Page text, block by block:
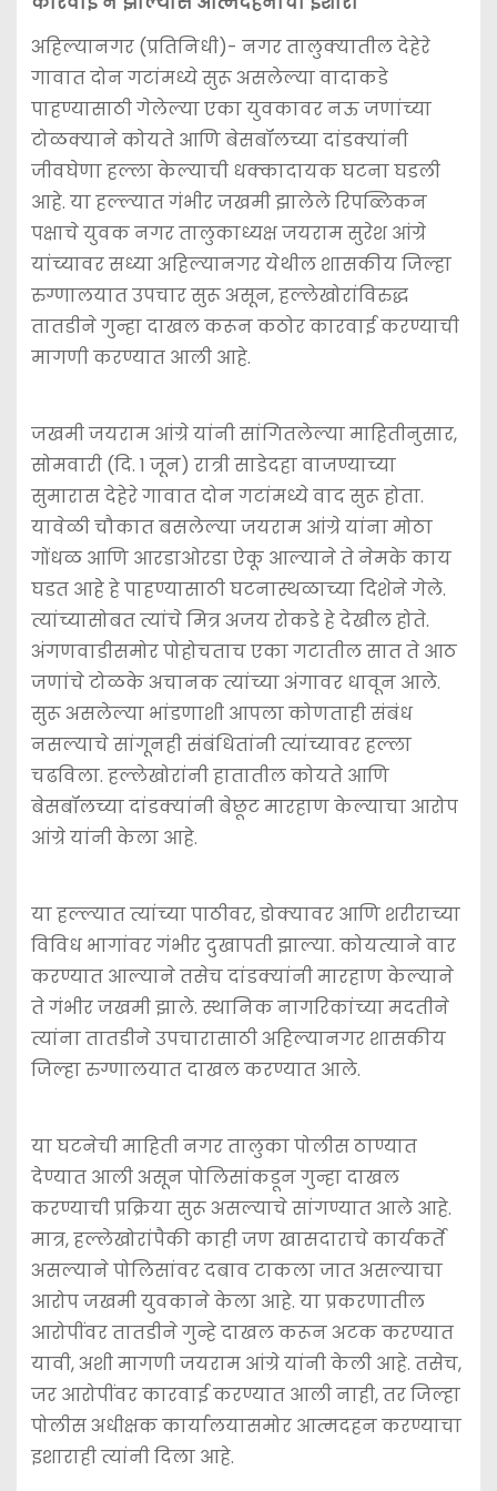
o
k
p g
er
अहिल्यानगर (प्रतिनिधी)- नगर तालुक्यातील देहेरे
गावात दोन गटांमध्ये सुरू असलेल्या वादाकडे
पाहण्यासाठी गेलेल्या एका युवकावर नऊ जणांच्या
टोळक्याने कोयते आणि बेसबॉलच्या दांडक्यांनी
जीवघेणा हल्ला केल्याची धक्कादायक घटना घडली
आहे. या हल्ल्यात गंभीर जखमी झालेले रिपब्लिकन
पक्षाचे युवक नगर तालुकाध्यक्ष जयराम सुरेश आंग्रे
यांच्यावर सध्या अहिल्यानगर येथील शासकीय जिल्हा
रुग्णालयात उपचार सुरू असून, हल्लेखोरांविरुद्ध
तातडीने गुन्हा दाखल करून कठोर कारवाई करण्याची
मागणी करण्यात आली आहे.
जखमी जयराम आंग्रे यांनी सांगितलेल्या माहितीनुसार,
सोमवारी (दि. 1 जून) रात्री साडेदहा वाजण्याच्या
सुमारास देहेरे गावात दोन गटांमध्ये वाद सुरू होता.
यावेळी चौकात बसलेल्या जयराम आंग्रे यांना मोठा
गोंधळ आणि आरडाओरडा ऐकू आल्याने ते नेमके काय
घडत आहे हे पाहण्यासाठी घटनास्थळाच्या दिशेने गेले.
त्यांच्यासोबत त्यांचे मित्र अजय रोकडे हे देखील होते.
अंगणवाडीसमोर पोहोचताच एका गटातील सात ते आठ
जणांचे टोळके अचानक त्यांच्या अंगावर धावून आले.
सुरू असलेल्या भांडणाशी आपला कोणताही संबंध
नसल्याचे सांगूनही संबंधितांनी त्यांच्यावर हल्ला
चढविला. हल्लेखोरांनी हातातील कोयते आणि
बेसबॉलच्या दांडक्यांनी बेछूट मारहाण केल्याचा आरोप
आंग्रे यांनी केला आहे.
या हल्ल्यात त्यांच्या पाठीवर, डोक्यावर आणि शरीराच्या
विविध भागांवर गंभीर दुखापती झाल्या. कोयत्याने वार
करण्यात आल्याने तसेच दांडक्यांनी मारहाण केल्याने
ते गंभीर जखमी झाले. स्थानिक नागरिकांच्या मदतीने
त्यांना तातडीने उपचारासाठी अहिल्यानगर शासकीय
जिल्हा रुग्णालयात दाखल करण्यात आले.
या घटनेची माहिती नगर तालुका पोलीस ठाण्यात
देण्यात आली असून पोलिसांकडून गुन्हा दाखल
करण्याची प्रक्रिया सुरू असल्याचे सांगण्यात आले आहे.
मात्र, हल्लेखोरांपैकी काही जण खासदाराचे कार्यकर्ते
असल्याने पोलिसांवर दबाव टाकला जात असल्याचा
आरोप जखमी युवकाने केला आहे. या प्रकरणातील
आरोपींवर तातडीने गुन्हे दाखल करून अटक करण्यात
यावी, अशी मागणी जयराम आंग्रे यांनी केली आहे. तसेच,
जर आरोपींवर कारवाई करण्यात आली नाही, तर जिल्हा
पोलीस अधीक्षक कार्यालयासमोर आत्मदहन करण्याचा
इशाराही त्यांनी दिला आहे.